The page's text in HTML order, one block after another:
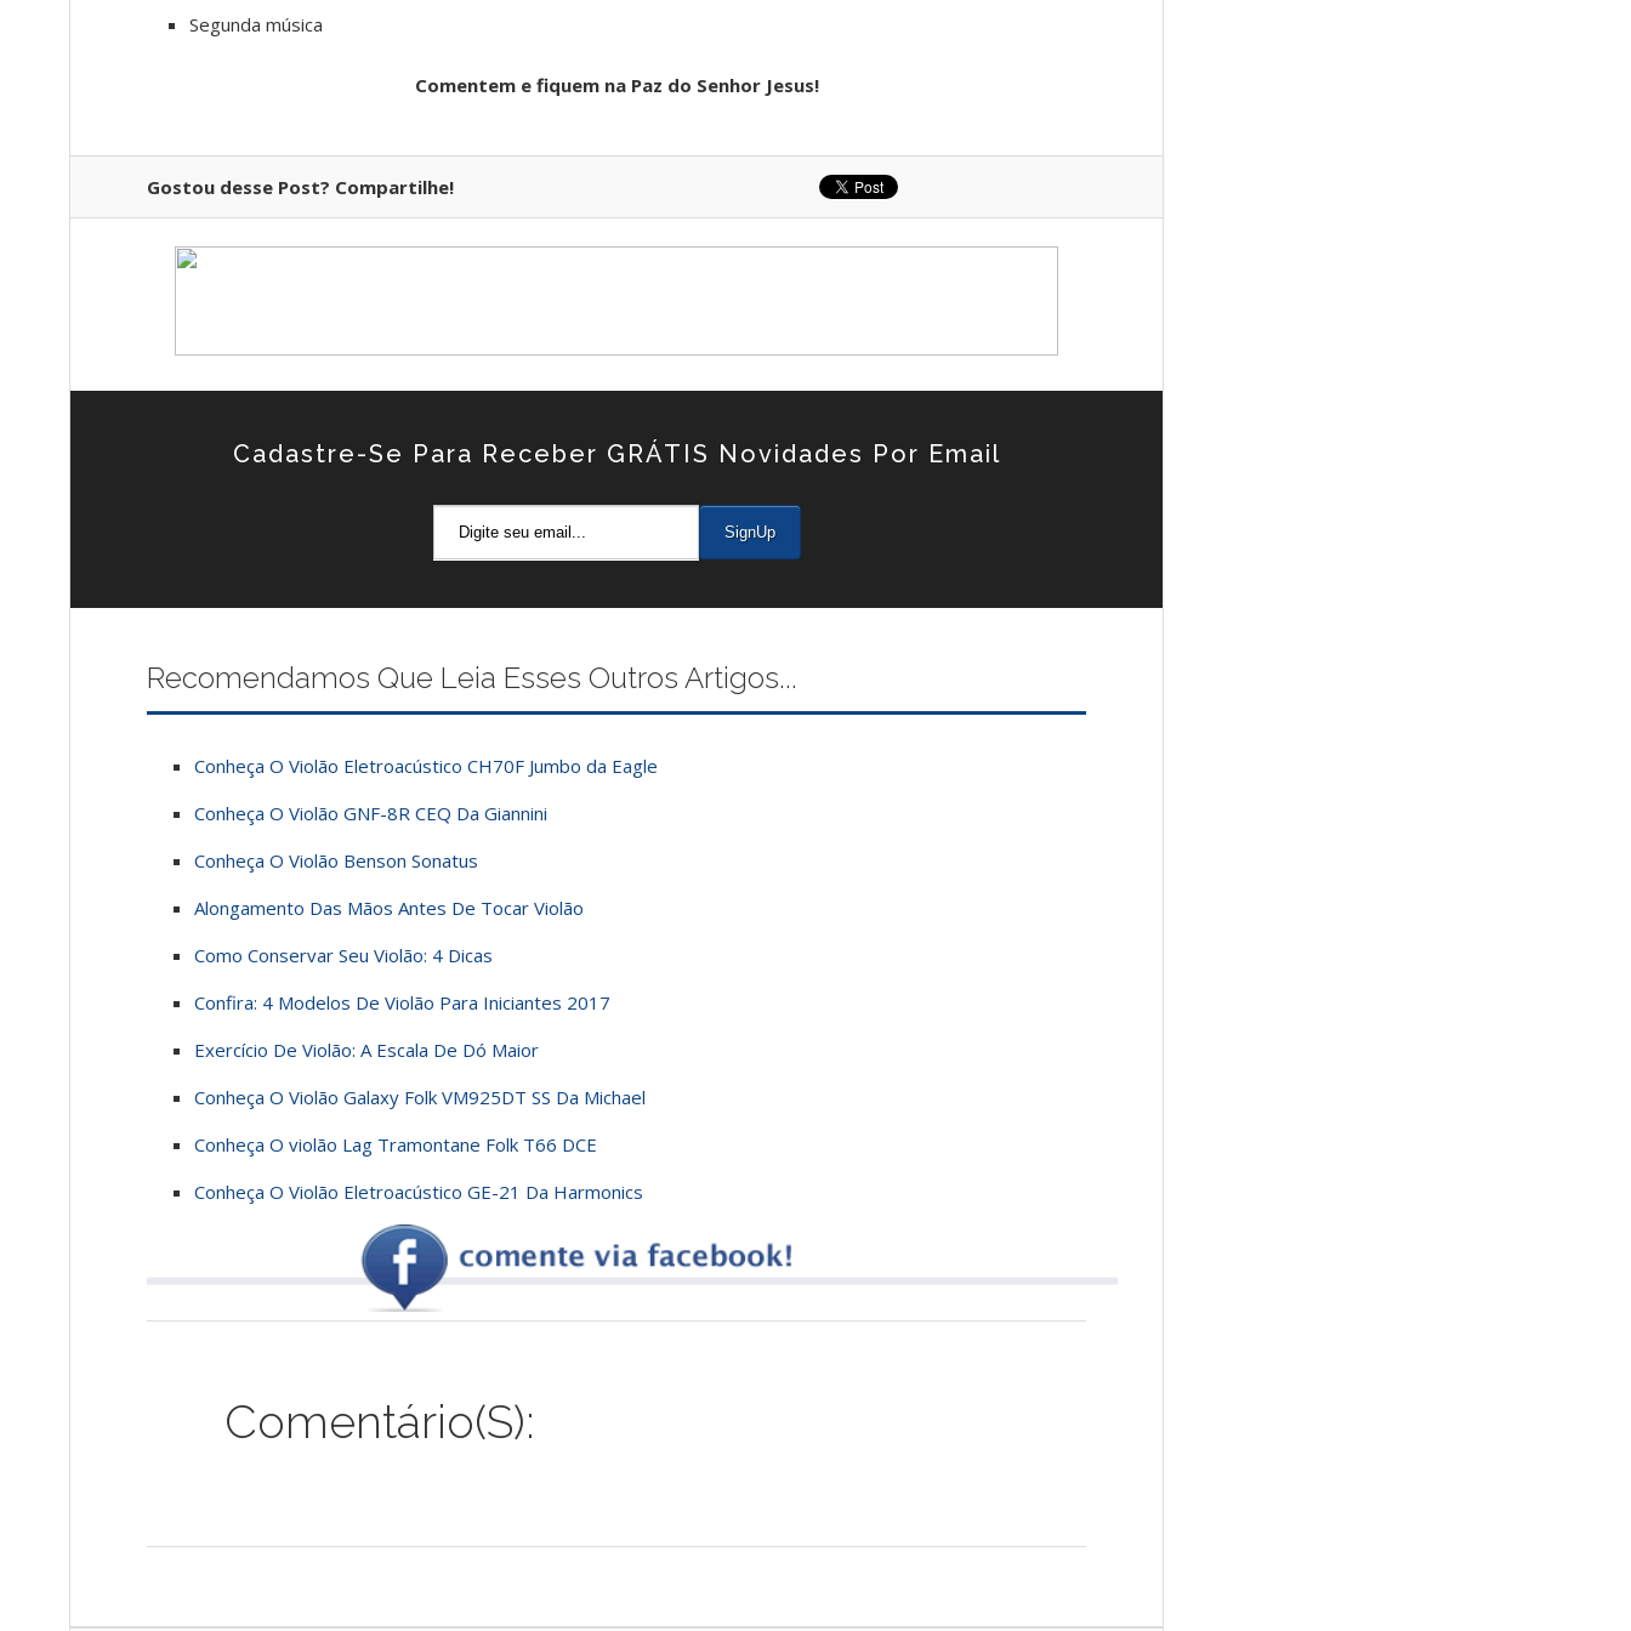
Segunda música
Comentem e fiquem na Paz do Senhor Jesus!
Gostou desse Post? Compartilhe!
Cadastre-Se Para Receber GRÁTIS Novidades Por Email
Recomendamos Que Leia Esses Outros Artigos...
Conheça O Violão Eletroacústico CH70F Jumbo da Eagle
Conheça O Violão GNF-8R CEQ Da Giannini
Conheça O Violão Benson Sonatus
Alongamento Das Mãos Antes De Tocar Violão
Como Conservar Seu Violão: 4 Dicas
Confira: 4 Modelos De Violão Para Iniciantes 2017
Exercício De Violão: A Escala De Dó Maior
Conheça O Violão Galaxy Folk VM925DT SS Da Michael
Conheça O violão Lag Tramontane Folk T66 DCE
Conheça O Violão Eletroacústico GE-21 Da Harmonics
Comentário(s):